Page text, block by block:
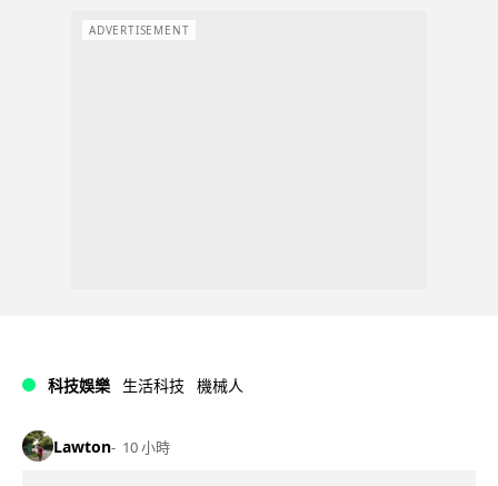
ADVERTISEMENT
科技娛樂 生活科技 機械人
Lawton 10 小時